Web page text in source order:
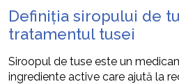
Definiția siropului de
tratamentul tusei
Siroopul de tuse este un
ingrediente active care ajută la